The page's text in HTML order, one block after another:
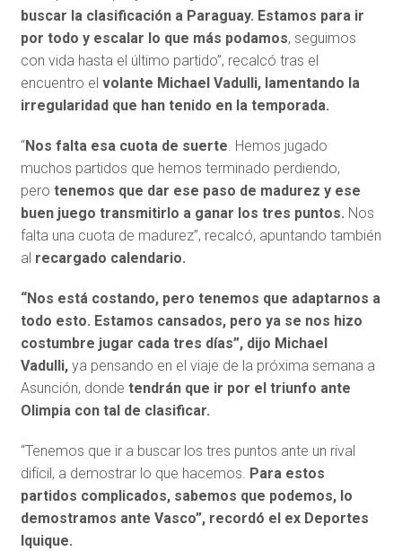
buscar la clasificación a Paraguay. Estamos para ir
por todo y escalar lo que más podamos, seguimos
con vida hasta el último partido”, recalcó tras el
encuentro el volante Michael Vadulli, lamentando la
irregularidad que han tenido en la temporada.
“Nos falta esa cuota de suerte . Hemos jugado
muchos partidos que hemos terminado perdiendo,
pero tenemos que dar ese paso de madurez y ese
buen juego transmitirlo a ganar los tres puntos. Nos
falta una cuota de madurez”, recalcó, apuntando también
al recargado calendario.
“Nos está costando, pero tenemos que adaptarnos a
todo esto. Estamos cansados, pero ya se nos hizo
costumbre jugar cada tres días”, dijo Michael
Vadulli,ya pensando en el viaje de la próxima semana a
Asunción, donde tendrán que ir por el triunfo ante
Olimpia con tal de clasificar.
“Tenemos que ir a buscar los tres puntos ante un rival
difícil, a demostrar lo que hacemos. Para estos
partidos complicados, sabemos que podemos, lo
demostramos ante Vasco”, recordó el ex Deportes
Iquique.